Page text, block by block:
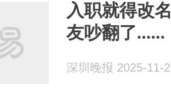
入职就得改
友吵翻了......
深圳晚报 2025-11-